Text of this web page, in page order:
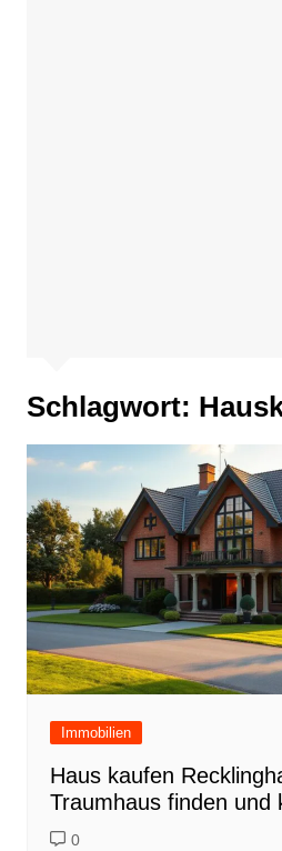
Schlagwort:
Immobilien
Haus kaufen
Traumhaus finden und
0